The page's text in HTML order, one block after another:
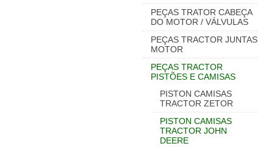
PEÇAS TRATOR CABEÇA
DO MOTOR / VÁLVULAS
PEÇAS TRACTOR JUNTAS
MOTOR
PEÇAS TRACTOR
PISTÕES E CAMISAS
PISTON CAMISAS
TRACTOR ZETOR
PISTON CAMISAS
TRACTOR JOHN
DEERE